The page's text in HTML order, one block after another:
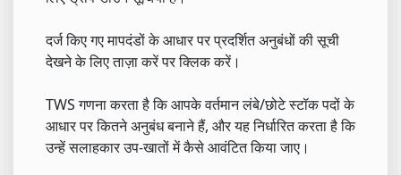
दर्ज किए गए मापदंडों के आधार पर प्रदर्शित अनुबंधों की सूची
देखने के लिए ताज़ा करें पर क्लिक करें।
TWS गणना करता है कि आपके वर्तमान लंबे/छोटे स्टॉक पदों के
आधार पर कितने अनुबंध बनाने हैं, और यह निर्धारित करता है कि
उन्हें सलाहकार उप-खातों में कैसे आवंटित किया जाए।